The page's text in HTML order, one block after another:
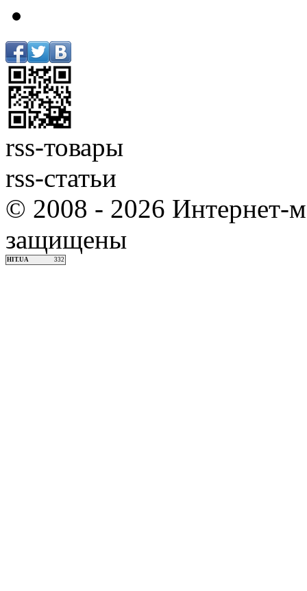
rss-товары
rss-статьи
© 2008 - 2026 Интернет-
защищены
HIT.UA 332